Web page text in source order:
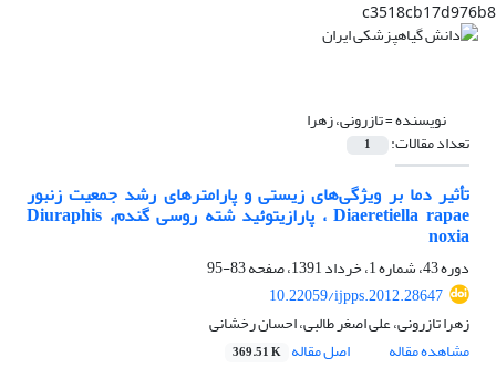
c3518cb17d976b8
نویسنده =تازرونی، زهرا
تعداد مقالات: 1
تأثیر دما بر ویژگی‌های زیستی و پارامترهای رشد جمعیت زنبور
Diaeretiella rapae ، پارازیتوئید شته روسی گندم، Diuraphis
noxia
دوره 43، شماره 1، خرداد 1391، صفحه
83-95
10.22059/ijpps.2012.28647
زهرا تازرونی، علی اصغر طالبی، احسان رخشانی
مشاهده مقاله
اصل مقاله 369.51 K